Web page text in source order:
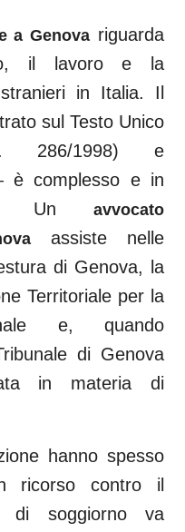
aGenova riguarda
il lavoro e la
in Italia. Il
sul Testo Unico
286/1998) e
è complesso e in
Un
avvocato
assiste nelle
di Genova, la
Territoriale per la
e, quando
di Genova
in materia di
hanno spesso
ricorso contro il
di soggiorno va